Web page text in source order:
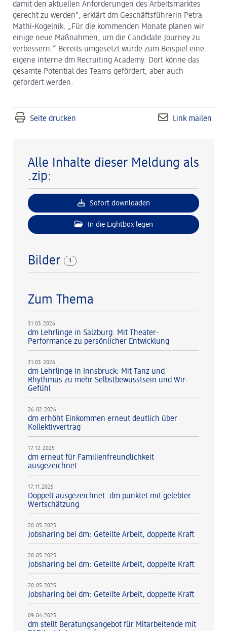
damit den aktuellen Anforderungen des Arbeitsmarktes
gerecht zu werden“, erklärt dm Geschäftsführerin Petra
Mathi-Kogelnik. „Für die kommenden Monate planen wir
einige neue Maßnahmen, um die Candidate Journey zu
verbessern.“ Bereits umgesetzt wurde zum Beispiel eine
eigene interne dm Recruiting Academy. Dort könne das
gesamte Potential des Teams gefördert, aber auch
gefordert werden.
Seite drucken Link mailen
Alle Inhalte dieser Meldung als
.zip:
Sofort downloaden
In die Lightbox legen
Bilder 1
Zum Thema
31.03.2026
dm Lehrlinge in Salzburg: Mit Theater-
Performance zu persönlicher Entwicklung
31.03.2026
dm Lehrlinge in Innsbruck: Mit Tanz und
Rhythmus zu mehr Selbstbewusstsein und Wir-
Gefühl
26.02.2026
dm erhöht Einkommen erneut deutlich über
Kollektivvertrag
17.12.2025
dm erneut für Familienfreundlichkeit
ausgezeichnet
17.11.2025
Doppelt ausgezeichnet: dm punktet mit gelebter
Wertschätzung
20.05.2025
Jobsharing bei dm: Geteilte Arbeit, doppelte Kraft
20.05.2025
Jobsharing bei dm: Geteilte Arbeit, doppelte Kraft
20.05.2025
Jobsharing bei dm: Geteilte Arbeit, doppelte Kraft
09.04.2025
dm stellt Beratungsangebot für Mitarbeitende mit